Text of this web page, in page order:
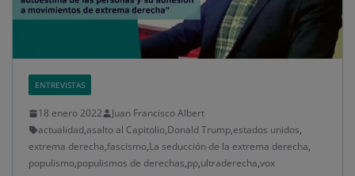
ENTREVISTAS
18 enero 2022
Juan Francisco Albert
actualidad,asalto al Capitolio,Donald Trump,estados unidos,
extrema derecha,fascismo,La seducción de la extrema derecha,
populismo,populismos de derechas,pp,ultraderecha,vox